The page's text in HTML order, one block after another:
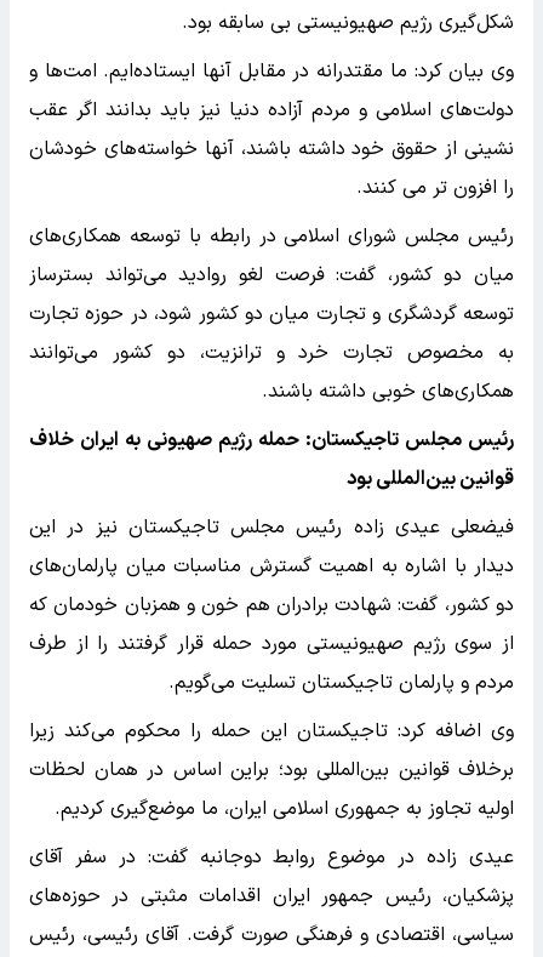
شکل‌گیری رژیم صهیونیستی بی سابقه بود.
وی بیان کرد: ما مقتدرانه در مقابل آنها ایستاده‌ایم. امت‌ها و
دولت‌های اسلامی و مردم آزاده دنیا نیز باید بدانند اگر عقب
نشینی از حقوق خود داشته باشند، آنها خواسته‌های خودشان
را افزون تر می کنند.
رئیس مجلس شورای اسلامی در رابطه با توسعه همکاری‌های
میان دو کشور، گفت: فرصت لغو روادید می‌تواند بسترساز
توسعه گردشگری و تجارت میان دو کشور شود، در حوزه تجارت
به مخصوص تجارت خرد و ترانزیت، دو کشور می‌توانند
همکاری‌های خوبی داشته باشند.
رئیس مجلس تاجیکستان: حمله رژیم صهیونی به ایران خلاف
قوانین بین‌المللی بود
فیضعلی عیدی زاده رئیس مجلس تاجیکستان نیز در این
دیدار با اشاره به اهمیت گسترش مناسبات میان پارلمان‌های
دو کشور، گفت: شهادت برادران هم خون و همزبان خودمان که
از سوی رژیم صهیونیستی مورد حمله قرار گرفتند را از طرف
مردم و پارلمان تاجیکستان تسلیت می‌گویم.
وی اضافه کرد: تاجیکستان این حمله را محکوم می‌کند زیرا
برخلاف قوانین بین‌المللی بود؛ براین اساس در همان لحظات
اولیه تجاوز به جمهوری اسلامی ایران، ما موضع‌گیری کردیم.
عیدی زاده در موضوع روابط دوجانبه گفت: در سفر آقای
پزشکیان، رئیس جمهور ایران اقدامات مثبتی در حوزه‌های
سیاسی، اقتصادی و فرهنگی صورت گرفت. آقای رئیسی، رئیس